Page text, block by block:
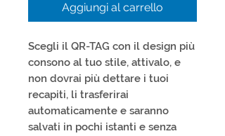
Aggiungi al carrello
Scegli il QR-TAG con il design più
consono al tuo stile, attivalo, e
non dovrai più dettare i tuoi
recapiti, li trasferirai
automaticamente e saranno
salvati in pochi istanti e senza